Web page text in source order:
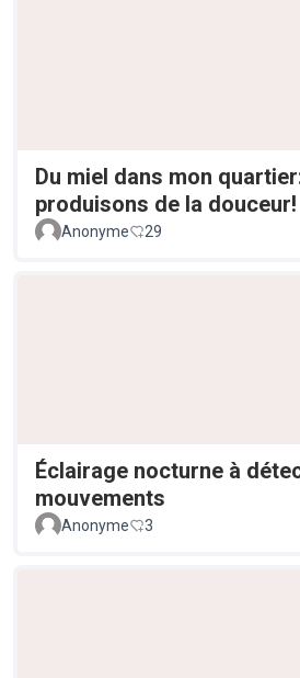
Du miel dans mon
produisons de la douceur!
Anonyme 29
Éclairage nocturne à
mouvements
Anonyme 3